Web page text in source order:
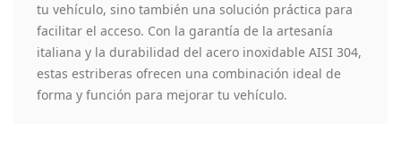
tu vehículo, sino también una solución práctica para
facilitar el acceso. Con la garantía de la artesanía
italiana y la durabilidad del acero inoxidable AISI 304,
estas estriberas ofrecen una combinación ideal de
forma y función para mejorar tu vehículo.